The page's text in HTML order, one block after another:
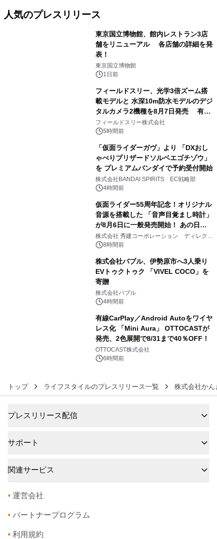
人気のプレスリリース
東京国立博物館、館内レストラン3店
舗をリニューアル 各店舗の詳細を発
表！
東京国立博物館
1日前
フィールドスリー、光学3倍ズーム搭
載モデルと 水深10m防水モデルのデジ
タルカメラ2機種を8月7日発売 有効
約1300万画素、用途別に選べるコンデ
ジ新登場
フィールドスリー株式会社
5時間前
「仮面ライダーガヴ」より 「DXおし
ゃべりブリザードソルベエゴチゾウ」
を プレミアムバンダイで予約受付開始
株式会社BANDAI SPIRITS EC戦略部
4時間前
仮面ライダー55周年記念！オリジナル
音源を搭載した 「音声目覚まし時計」
が8月6日に一般発売開始！ あの日の
大興奮が今甦る
株式会社 秀建コーポレーション ディレクト
アートギャラリー
8時間前
株式会社バブル、伊勢原市へ3人乗り
EVトゥクトゥク 「VIVEL COCO」を
寄贈
株式会社バブル
4時間前
有線CarPlay／Android Autoをワイヤ
レス化 「Mini Aura」 OTTOCASTが
発売、2色展開で8/31まで40％OFF！
OTTOCAST株式会社
6時間前
トップ ライフスタイルのプレスリリース一覧 株式会社かん
プレスリリース配信
サポート
関連サービス
• 運営会社
• パートナープログラム
• 利用規約